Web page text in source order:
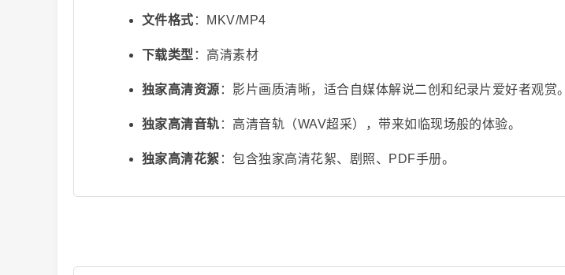
频
文件格式 ：MKV/MP4
下载类型 ：高清素材
独家高清资源 ：影片画质清晰，适合自媒体解说二创和纪录片爱好者观赏。
独家高清音轨 ：高清音轨（WAV超采），带来如临现场般的体验。
独家高清花絮 ：包含独家高清花絮、剧照、PDF手册。